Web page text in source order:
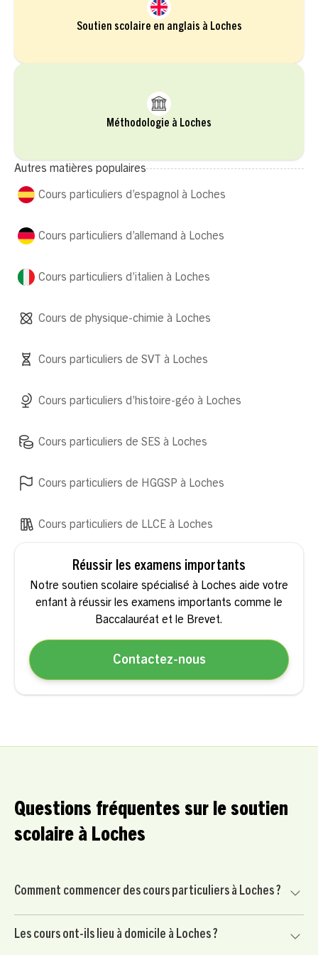
Soutien scolaire en anglais à Loches
Méthodologie à Loches
Autres matières populaires
Cours particuliers d’espagnol à Loches
Cours particuliers d’histoire-géo à Loches
Cours particuliers de SES à Loches
Cours particuliers de HGGSP à Loches
Cours particuliers de LLCE à Loches
Cours particuliers d’allemand à Loches
Cours particuliers d’italien à Loches
Cours de physique-chimie à Loches
Cours particuliers de SVT à Loches
Réussir les examens importants
Notre soutien scolaire spécialisé à Loches aide votre
enfant à réussir les examens importants comme le
Baccalauréat et le Brevet.
Contactez-nous
Questions fréquentes sur le soutien
scolaire à Loches
Comment commencer des cours particuliers à Loches ?
avec un conseiller pédagogique. Nous mettons ensuite
Les cours ont-ils lieu à domicile à Loches ?